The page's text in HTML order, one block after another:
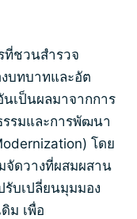
ที่ชวนสำรวจ
บทบาทและอัต
เป็นผลมาจากการ
รมและการพัฒนา
โดย
จัดวางที่ผสมผสาน
บเปลี่ยนมุมมอง
ม เพื่อ